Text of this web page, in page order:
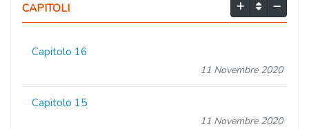
CAPITOLI
Capitolo 16
11 Novembre 2020
Capitolo 15
11 Novembre 2020